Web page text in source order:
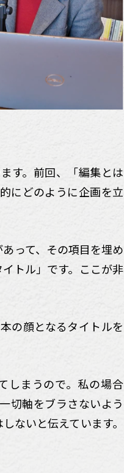
す。前回、「編集とは
にどのように企画を立
って、その項目を埋め
トル」です。ここが非
の顔となるタイトルを
しまうので。私の場合
切軸をブラさないよう
ないと伝えています。